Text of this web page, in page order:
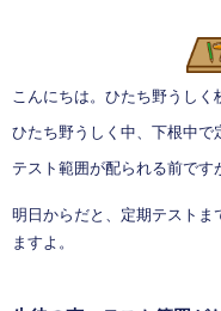
こんにちは。ひたち野うしく
ひたち野うしく中、下根中で
テスト範囲が配られる前です
明日からだと、定期テストま
ますよ。